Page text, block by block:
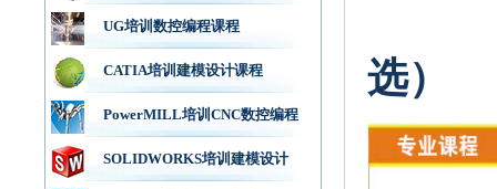
UG培训数控编程课程
CATIA培训建模设计课程
PowerMILL培训CNC数控编程
SOLIDWORKS培训建模设计
选）